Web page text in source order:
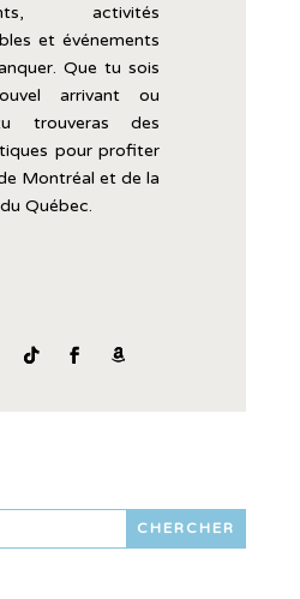
activités
etévénements
Quetusois
arrivantou
trouverasdes
pourprofiter
Montréaletdela
du Québec.